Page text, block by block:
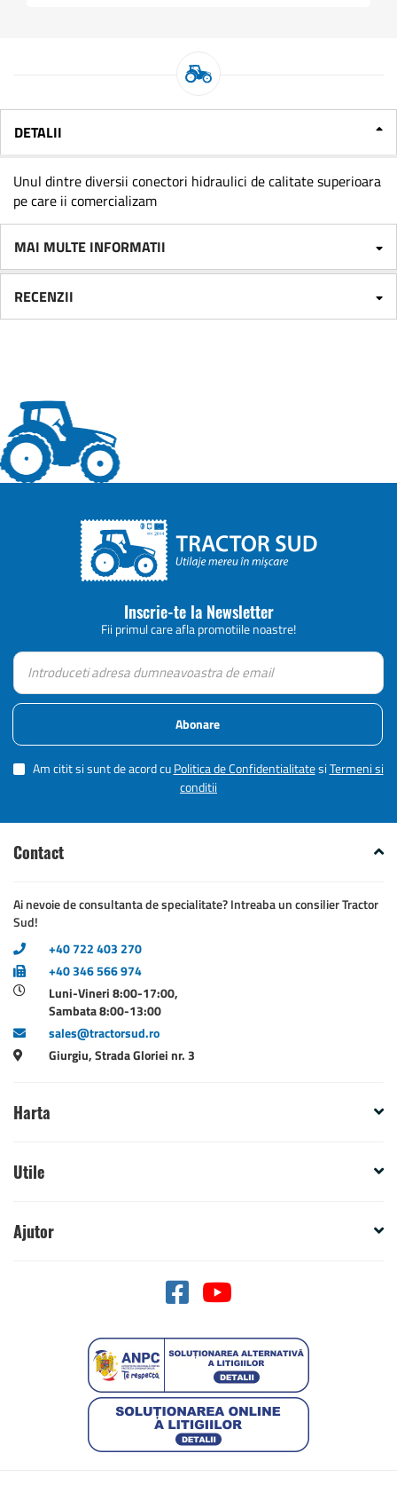
DETALII
Unul dintre diversii conectori hidraulici de calitate superioara
pe care ii comercializam
MAI MULTE INFORMATII
RECENZII
Inscrie-te la Newsletter
Fii primul care afla promotiile noastre!
Abonare
Am citit si sunt de acord cuPolitica de ConfidentialitatesiTermeni si
conditii
Contact
Ai nevoie de consultanta de specialitate? Intreaba un consilier Tractor
Sud!
+40 722 403 270
+40 346 566 974
Luni-Vineri 8:00-17:00,
Sambata 8:00-13:00
sales@tractorsud.ro
Giurgiu, Strada Gloriei nr. 3
Harta
Utile
Ajutor